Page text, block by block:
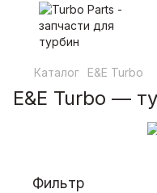
Каталог E&E Turbo
E&E Turbo —
Фильтр